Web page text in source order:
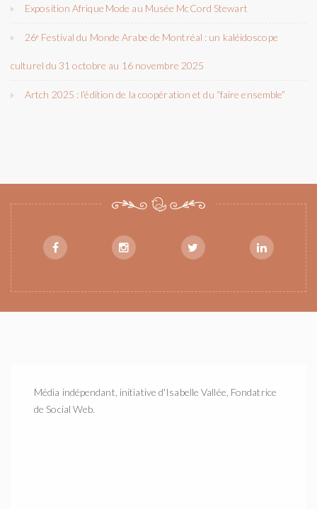
Exposition Afrique Mode au Musée McCord Stewart
26ᵉ Festival du Monde Arabe de Montréal : un kaléidoscope
culturel du 31 octobre au 16 novembre 2025
Artch 2025 : l’édition de la coopération et du “faire ensemble”
Média indépendant, initiative d'Isabelle Vallée, Fondatrice
de Social Web.